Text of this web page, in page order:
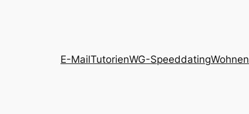
E-MailTutorienWG-SpeeddatingWohnen